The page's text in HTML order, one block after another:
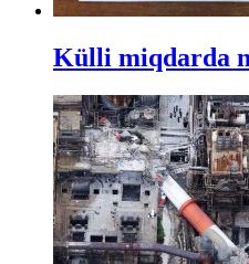
Külli miqdarda